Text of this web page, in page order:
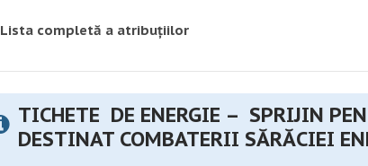
Lista completă a atribuțiilor
TICHETE DE ENERGIE – SPRIJIN
DESTINAT COMBATERII SĂRĂCIEI